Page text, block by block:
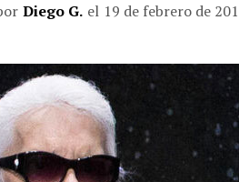
Diego G. el 19 de febrero de